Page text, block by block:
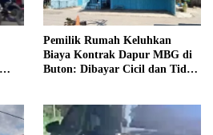
Pemilik Rumah Keluhkan
Biaya Kontrak Dapur MBG di
Buton: Dibayar Cicil dan Tidak